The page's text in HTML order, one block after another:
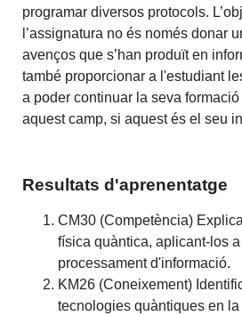
programar diversos protocols.
l’assignatura no és només donar
avenços que s’han produït en
també proporcionar a l'estudiant
a poder continuar la seva
aquest camp, si aquest és el seu
Resultats d'aprenentatge
CM30 (Competència)
física quàntica, aplicant-los
processament d'informació.
KM26 (Coneixement)
tecnologies quàntiques en